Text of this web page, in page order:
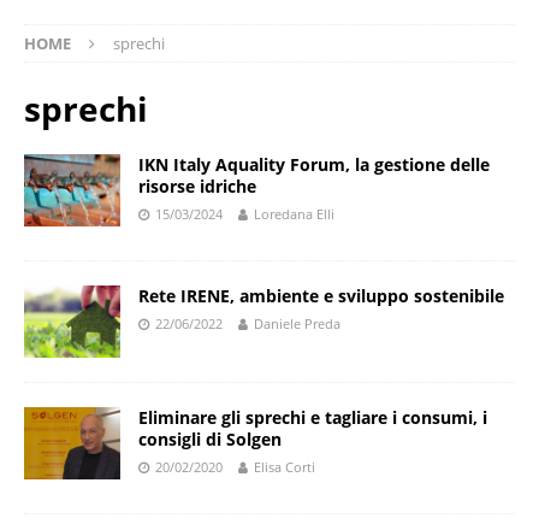
HOME sprechi
sprechi
IKN Italy Aquality Forum, la gestione delle
risorse idriche
15/03/2024 Loredana Elli
Rete IRENE, ambiente e sviluppo sostenibile
22/06/2022 Daniele Preda
Eliminare gli sprechi e tagliare i consumi, i
consigli di Solgen
20/02/2020 Elisa Corti